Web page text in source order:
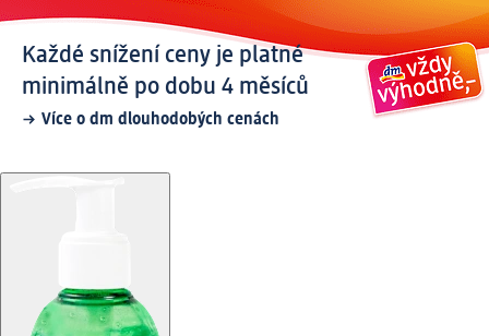
Každé snížení ceny je platné
minimálně po dobu 4 měsíců
Více o dm dlouhodobých cenách